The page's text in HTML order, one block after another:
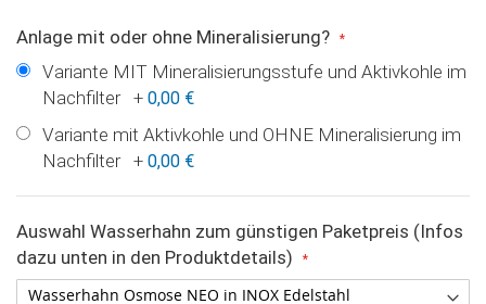
Anlage mit oder ohne Mineralisierung?
Variante MIT Mineralisierungsstufe und Aktivkohle im
Nachfilter + 0,00 €
Variante mit Aktivkohle und OHNE Mineralisierung im
Nachfilter + 0,00 €
Auswahl Wasserhahn zum günstigen Paketpreis (Infos
dazu unten in den Produktdetails)